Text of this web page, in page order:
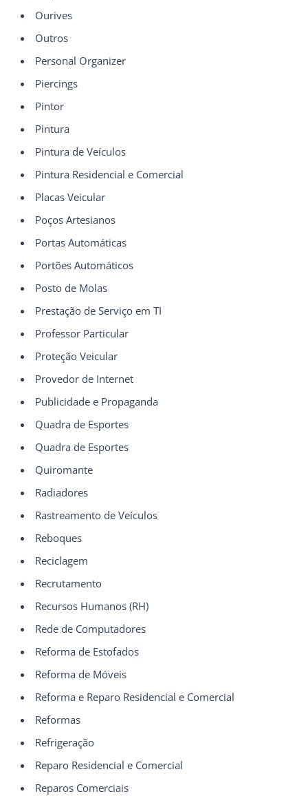
Ourives
Outros
Personal Organizer
Piercings
Pintor
Pintura
Pintura de Veículos
Pintura Residencial e Comercial
Placas Veicular
Poços Artesianos
Portas Automáticas
Portões Automáticos
Posto de Molas
Prestação de Serviço em TI
Professor Particular
Proteção Veicular
Provedor de Internet
Publicidade e Propaganda
Quadra de Esportes
Quadra de Esportes
Quiromante
Radiadores
Rastreamento de Veículos
Reboques
Reciclagem
Recrutamento
Recursos Humanos (RH)
Rede de Computadores
Reforma de Estofados
Reforma de Móveis
Reforma e Reparo Residencial e Comercial
Reformas
Refrigeração
Reparo Residencial e Comercial
Reparos Comerciais